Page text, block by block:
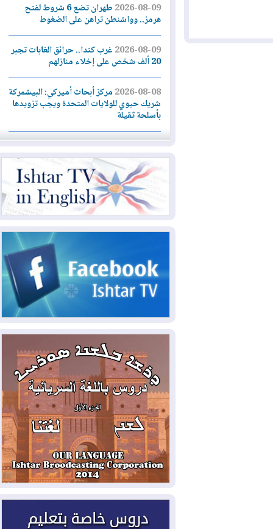
2026-08-09
طهران تضع 6 شروط لفتح
هرمز.. وواشنطن تراهن على الضغوط
2026-08-09غرب كندا.. حرائق الغابات تجبر
2026-08-08مركز أبحاث أميركي: البيشمركة
شريك حيوي للولايات المتحدة ويجب تزويدها
بأسلحة ثقيلة
2026-08-08الداخلية: رصد شائعات مفبركة
بالذكاء الاصطناعي ومقاطع قديمة يعاد نشرها
2026-08-08دعم أمني أمريكي بمليار دولار
لإدارة رئيس كولومبيا الجديد
2026-08-07حكومة إقليم كوردستان ترفض
قرار "دانة غاز" و"نفط الهلال" بتزويد بغداد
2026-08-07القوات المسلحة العراقية: خطة
أمنية لإجهاض هجمة محتملة على السعودية
قد يختبر تماسك الناتو بهجوم محدود
2026-08-06نيجيرفان بارزاني حول اجتماع
"إدارة الدولة": أكدنا دعم تنفيذ البرنامج
الحكومي وأهمية حصر السلاح
2026-08-06ائتلاف ادارة الدولة: من
يقومون بسلوك يهدد امن البلاد خارجون عن
القانون يجب محاربتهم
2026-08-06بعد هجومين قرب باب المندب..
تحذيرات من تصعيد يهدد الملاحة في البحر
الأحمر